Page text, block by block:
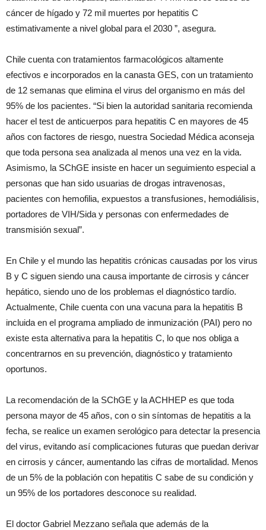
cáncer de hígado y 72 mil muertes por hepatitis C
estimativamente a nivel global para el 2030 ”, asegura.
Chile cuenta con tratamientos farmacológicos altamente
efectivos e incorporados en la canasta GES, con un tratamiento
de 12 semanas que elimina el virus del organismo en más del
95% de los pacientes. “Si bien la autoridad sanitaria recomienda
hacer el test de anticuerpos para hepatitis C en mayores de 45
años con factores de riesgo, nuestra Sociedad Médica aconseja
que toda persona sea analizada al menos una vez en la vida.
Asimismo, la SChGE insiste en hacer un seguimiento especial a
personas que han sido usuarias de drogas intravenosas,
pacientes con hemofilia, expuestos a transfusiones, hemodiálisis,
portadores de VIH/Sida y personas con enfermedades de
transmisión sexual”.
En Chile y el mundo las hepatitis crónicas causadas por los virus
B y C siguen siendo una causa importante de cirrosis y cáncer
hepático, siendo uno de los problemas el diagnóstico tardío.
Actualmente, Chile cuenta con una vacuna para la hepatitis B
incluida en el programa ampliado de inmunización (PAI) pero no
existe esta alternativa para la hepatitis C, lo que nos obliga a
concentrarnos en su prevención, diagnóstico y tratamiento
oportunos.
La recomendación de la SChGE y la ACHHEP es que toda
persona mayor de 45 años, con o sin síntomas de hepatitis a la
fecha, se realice un examen serológico para detectar la presencia
del virus, evitando así complicaciones futuras que puedan derivar
en cirrosis y cáncer, aumentando las cifras de mortalidad. Menos
de un 5% de la población con hepatitis C sabe de su condición y
un 95% de los portadores desconoce su realidad.
El doctor Gabriel Mezzano señala que además de la